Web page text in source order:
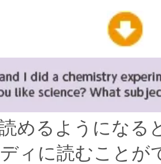
めるようになる
ィに読むことが